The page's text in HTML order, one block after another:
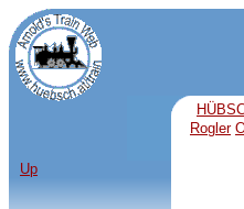
Rogler
Up